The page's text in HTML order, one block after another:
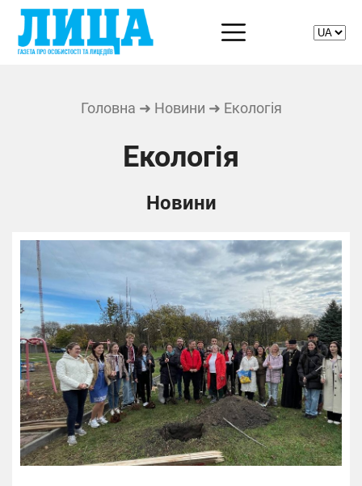
Головна ➜ Новини ➜ Екологія
Екологія
Новини